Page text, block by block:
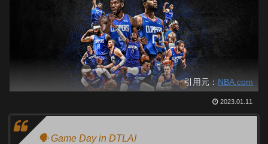
引用元： NBA.com
2023.01.11
🗣️ Game Day in DTLA!